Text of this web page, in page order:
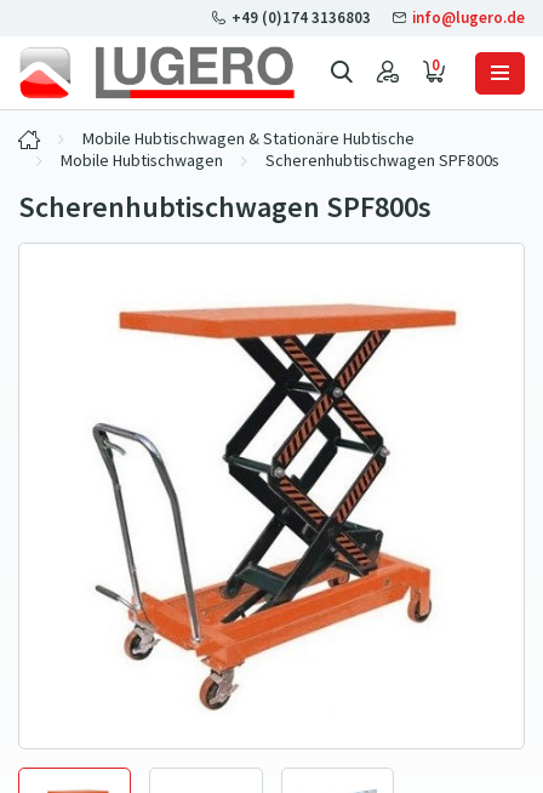
0
+49 (0)174 3136803 info@lugero.de
Mobile Hubtischwagen & Stationäre Hubtische
Mobile Hubtischwagen
Scherenhubtischwagen SPF800s
Scherenhubtischwagen SPF800s